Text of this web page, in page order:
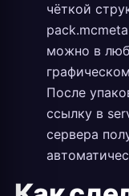
чёткой
можно в
После
ссылку в
сервера